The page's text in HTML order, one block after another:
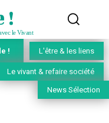
!
le Vivant
! L'être & les liens
Le vivant & refaire société
News Sélection